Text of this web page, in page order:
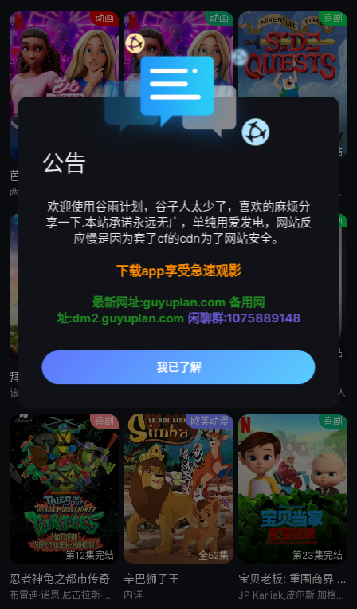
动画
第6集完结
动画 喜剧
第20集完结
萨沙·奈特,约翰·迪·马吉欧,汤姆·肯尼,海登·瓦尔希,奥利维亚·奥尔森,杨泫贞
动画
第52集完结
拜斯:格雷夫
剧情
全10集
动画
第15集完结
惊天逆转 第二季
Bronwen Morgan,胖雪人
喜剧
第12集完结
忍者神龟之都市传奇
布雷迪·诺恩,尼古拉斯·坎图,迈克·艾贝,小肖恩·布朗,阿尤·艾德维利
欧美动漫
全52集
辛巴狮子王
内详
喜剧
第23集完结
宝贝老板: 重围商界 第二季
JP Karliak,皮尔斯·加格农,凯文·迈克尔·理查德森,Alex Cazares
公告
欢迎使用谷雨计划，谷子人太少了，喜欢的麻烦分
享一下.本站承诺永远无广，单纯用爱发电，网站反
应慢是因为套了cf的cdn为了网站安全。
下载app享受急速观影
最新网址:guyuplan.com 备用网
址:dm2.guyuplan.com 闲聊群:1075889148